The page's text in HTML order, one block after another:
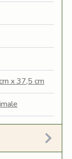
x 37,5 cm